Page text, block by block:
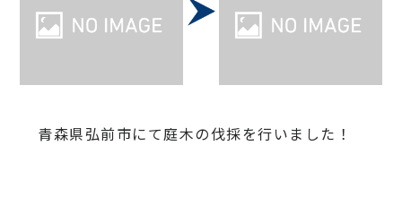
青森県弘前市にて庭木の伐採を行いました！